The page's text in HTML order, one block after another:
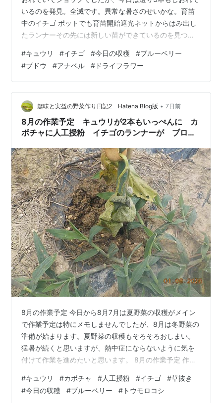
いるのを発見。全滅です。異常な暑さのせいかな。育苗
中のイチゴ ポットでも育苗開始遮光ネットからはみ出し
たランナーその先には新しい苗ができているのを見つけ
トマト オクラ ナス ズッキーニ ブルーベリーを38個収穫
しました これで今年のブルーベリーの収穫は合計1998個
になります。2000個には今日は届きませんでした。ブド
ウを初収穫しました テラスのブドウがすっかり色づいて
います。袋もかぶせていないので収穫しました。アナベ
ルのドライフラワー…
#キュウリ #イチゴ #今日の収穫 #ブルーベリー
#ブドウ #アナベル # ドライフラワー
趣味と実益の野菜作り日記2 Hatena Blog版 • 7日前
8月の作業予定 キュウリが2本もいっぺんに カ
ボチャに人工授粉 イチゴのランナーが ブロッ
トウモロコシを収穫 ブルーベリーを収穫
8月の作業予定 今日から8月7月は夏野菜の収穫がメイン
で作業予定は特にメモしませんでしたが、8月は冬野菜の
準備が始まります。夏野菜の収穫もそろそろおしまい。
猛暑が続くと思いますが、熱中症にならないように気を
付けて作業を進めたいと思います。 8月の作業予定 作業
オクラ ショウガ 落花生 イチゴ ネギ キュウリに追肥(4日)
ナスの更新剪定・根切り（8日) 蔓ありインゲンの畝 片づ
#キュウリ #カボチャ #人工授粉 #イチゴ #草抜き
#今日の収穫 #ブルーベリー # トウモロコシ